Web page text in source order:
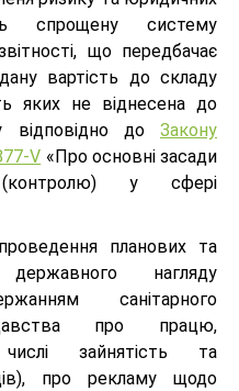
спрощену систему
що передбачає
вартість до складу
яких не віднесена до
відповідно до Закону
V «Про основні засади
у сфері
планових та
державного нагляду
санітарного
про працю,
зайнятість та
про рекламу щодо